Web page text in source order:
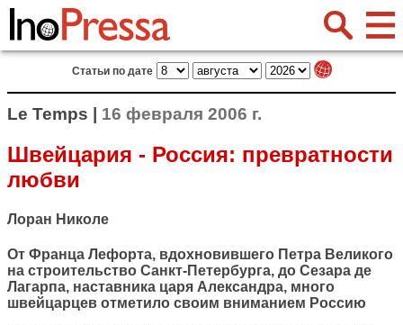
Статьи по дате
Le Temps | 16 февраля 2006 г.
Швейцария - Россия: превратности
любви
Лоран Николе
От Франца Лефорта, вдохновившего Петра Великого
на строительство Санкт-Петербурга, до Сезара де
Лагарпа, наставника царя Александра, много
швейцарцев отметило своим вниманием Россию